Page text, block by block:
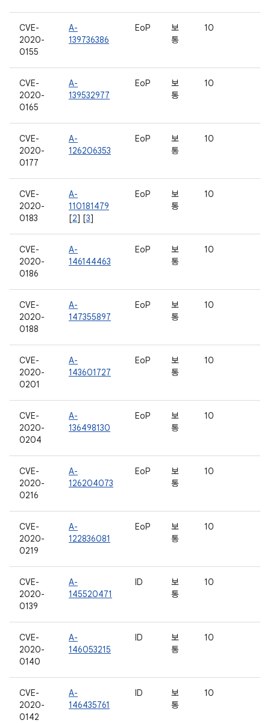
CVE-
2020-
0155
A-
139736386
EoP
보
통
10
CVE-
2020-
0165
A-
139532977
EoP
보
통
10
CVE-
2020-
0177
A-
126206353
EoP
보
통
10
CVE-
2020-
0183
A-
110181479
[2] [3]
EoP
보
통
10
CVE-
2020-
0186
A-
146144463
EoP
보
통
10
CVE-
2020-
0188
A-
147355897
EoP
보
통
10
CVE-
2020-
0201
A-
143601727
EoP
보
통
10
CVE-
2020-
0204
A-
136498130
EoP
보
통
10
CVE-
2020-
0216
A-
126204073
EoP
보
통
10
CVE-
2020-
0219
A-
122836081
EoP
보
통
10
CVE-
2020-
0139
A-
145520471
ID
보
통
10
CVE-
2020-
0140
A-
146053215
ID
보
통
10
CVE-
2020-
0142
A-
146435761
ID
보
통
10